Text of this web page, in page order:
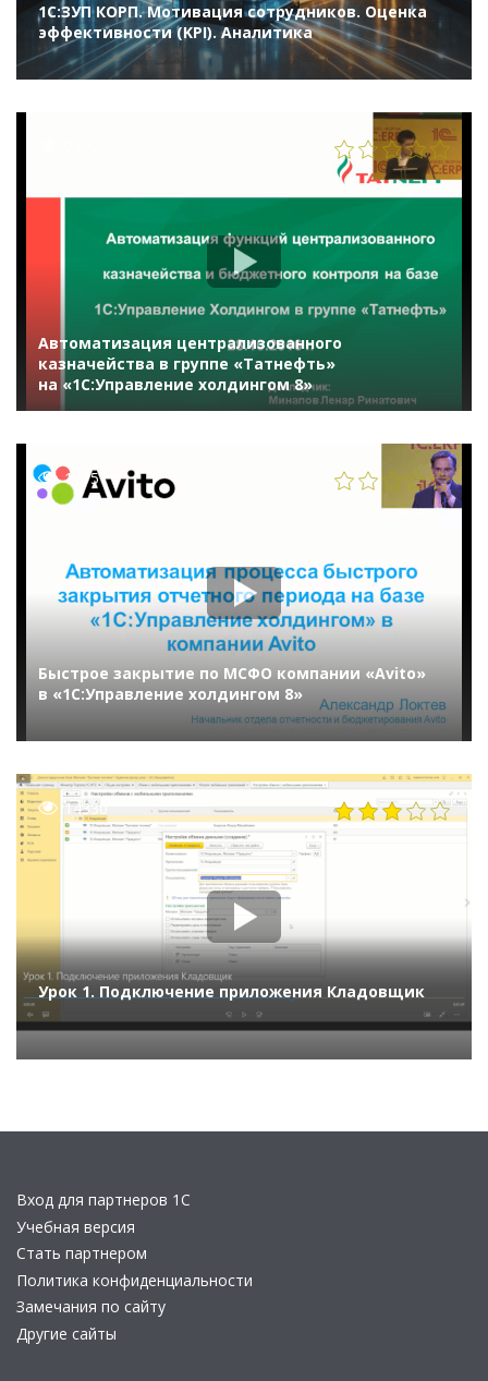
1С:ЗУП КОРП. Мотивация сотрудников. Оценка
эффективности (KPI). Аналитика
Автоматизация централизованного
казначейства в группе «Татнефть»
на «1С:Управление холдингом 8»
1175
Быстрое закрытие по МСФО компании «Avito»
в «1С:Управление холдингом 8»
14330
Урок 1. Подключение приложения Кладовщик
Вход для партнеров 1С
Учебная версия
Стать партнером
Политика конфиденциальности
Замечания по сайту
Другие сайты